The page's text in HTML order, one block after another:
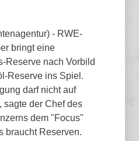
- RWE-
bringt eine
Reserve nach Vorbild
Reserve ins Spiel.
darf nicht auf
sagte der Chef des
dem "Focus"
braucht Reserven.